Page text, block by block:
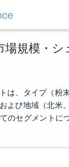
規模・
は、タイプ（粉
よび地域（北米
のセグメントに